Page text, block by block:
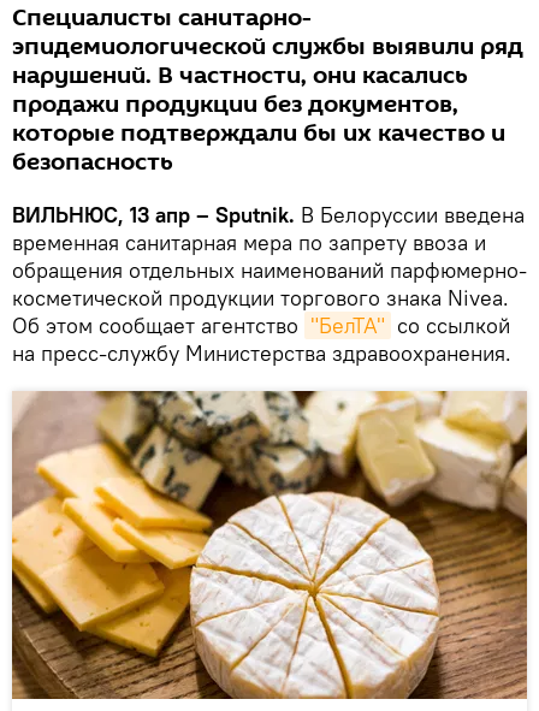
Специалисты санитарно-
эпидемиологической службы выявили ряд
нарушений. В частности, они касались
продажи продукции без документов,
которые подтверждали бы их качество и
безопасность
ВИЛЬНЮС, 13 апр – Sputnik. В Белоруссии введена
временная санитарная мера по запрету ввоза и
обращения отдельных наименований парфюмерно-
косметической продукции торгового знака Nivea.
Об этом сообщает агентство "БелТА" со ссылкой
на пресс-службу Министерства здравоохранения.